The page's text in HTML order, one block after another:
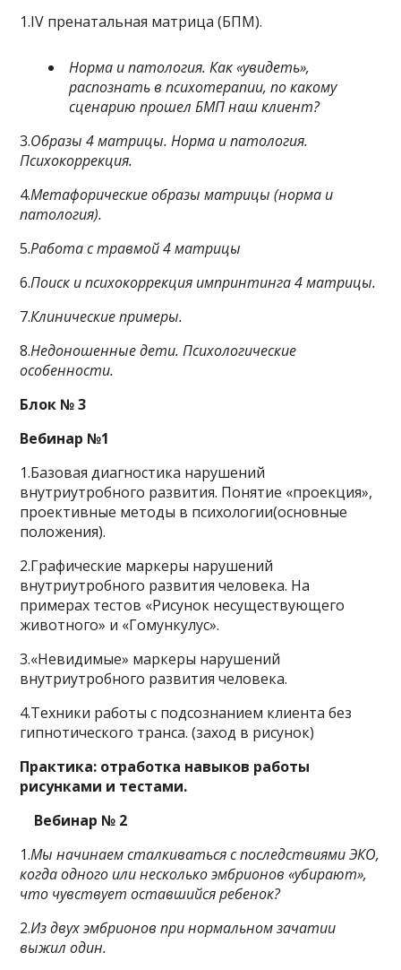
1.IV пренатальная матрица (БПМ).
Норма и патология. Как «увидеть»,
распознать в психотерапии, по какому
сценарию прошел БМП наш клиент?
3.Образы 4 матрицы. Норма и патология.
Психокоррекция.
4.Метафорические образы матрицы (норма и
патология).
5.Работа с травмой 4 матрицы
6.Поиск и психокоррекция импринтинга 4 матрицы.
7.Клинические примеры.
8.Недоношенные дети. Психологические
особенности.
Блок № 3
Вебинар №1
1.Базовая диагностика нарушений
внутриутробного развития. Понятие «проекция»,
проективные методы в психологии(основные
положения).
2.Графические маркеры нарушений
внутриутробного развития человека. На
примерах тестов «Рисунок несуществующего
животного» и «Гомункулус».
3.«Невидимые» маркеры нарушений
внутриутробного развития человека.
4.Техники работы с подсознанием клиента без
гипнотического транса. (заход в рисунок)
Практика: отработка навыков работы
рисунками и тестами.
Вебинар № 2
1.Мы начинаем сталкиваться с последствиями ЭКО,
когда одного или несколько эмбрионов «убирают»,
что чувствует оставшийся ребенок?
2.Из двух эмбрионов при нормальном зачатии
выжил один.